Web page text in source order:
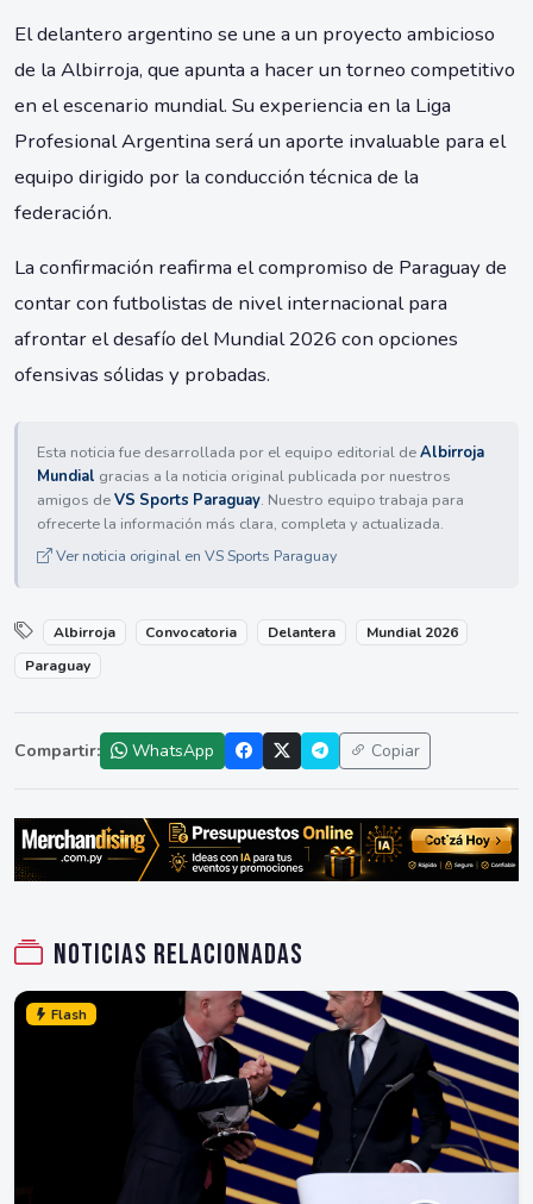
El delantero argentino se une a un proyecto ambicioso
de la Albirroja, que apunta a hacer un torneo competitivo
en el escenario mundial. Su experiencia en la Liga
Profesional Argentina será un aporte invaluable para el
equipo dirigido por la conducción técnica de la
federación.
La confirmación reafirma el compromiso de Paraguay de
contar con futbolistas de nivel internacional para
afrontar el desafío del Mundial 2026 con opciones
ofensivas sólidas y probadas.
Esta noticia fue desarrollada por el equipo editorial deAlbirroja
Mundial gracias a la noticia original publicada por nuestros
amigos deVS Sports Paraguay. Nuestro equipo trabaja para
ofrecerte la información más clara, completa y actualizada.
Ver noticia original en VS Sports Paraguay
Albirroja Convocatoria Delantera
Mundial 2026
Paraguay
Compartir: WhatsApp Copiar
Noticias relacionadas
Flash